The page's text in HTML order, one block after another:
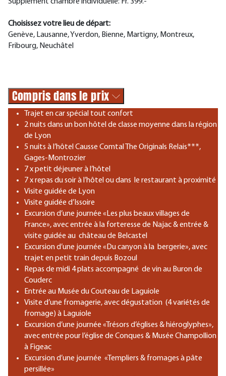
Supplément chambre individuelle: Fr. 399.-
Choisissez votre lieu de départ:
Genève, Lausanne, Yverdon, Bienne, Martigny, Montreux,
Fribourg, Neuchâtel
Compris dans le prix
Trajet en car spécial tout confort
2 nuits dans un bon hôtel de classe moyenne dans la région
de Lyon
5 nuits à l’hôtel Causse Comtal The Originals Relais***,
Gages-Montrozier
7 x petit déjeuner à l’hôtel
7 x repas du soir à l’hôtel ou dans le restaurant à proximité
Visite guidée de Lyon
Visite guidée d’Issoire
Excursion d’une journée «Les plus beaux villages de
France», avec entrée à la forteresse de Najac & entrée &
visite guidée au château de Belcastel
Excursion d’une journée «Du canyon à la bergerie», avec
trajet en petit train depuis Bozoul
Repas de midi 4 plats accompagné de vin au Buron de
Couderc
Entrée au Musée du Couteau de Laguiole
Visite d’une fromagerie, avec dégustation (4 variétés de
fromage) à Laguiole
Excursion d’une journée «Trésors d’églises & hiéroglyphes»,
avec entrée pour l’église de Conques & Musée Champollion
à Figeac
Excursion d’une journée «Templiers & fromages à pâte
persillée»